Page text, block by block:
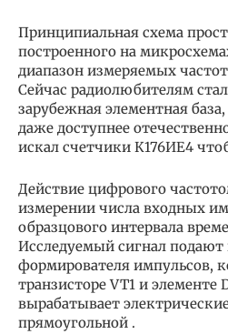
Принципиальная схема
построенного на
диапазон измеряемых
Сейчас радиолюбителям
зарубежная элементная
даже доступнее
искал счетчики К176ИЕ4
Действие цифрового
измерении числа входных
образцового интервала
Исследуемый сигнал подают
формирователя импульсов,
транзисторе VT1 и элементе
вырабатывает
прямоугольной .